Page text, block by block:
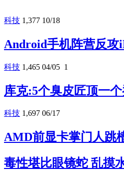
科技 1,377 10/18
Android手机阵营反攻
科技 1,465 04/05 1
库克:5个臭皮匠顶一
科技 1,697 06/17
AMD前显卡掌门人跳
毒性堪比眼镜蛇 乱摸